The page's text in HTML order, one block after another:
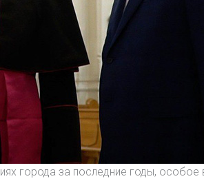
города за последние годы,